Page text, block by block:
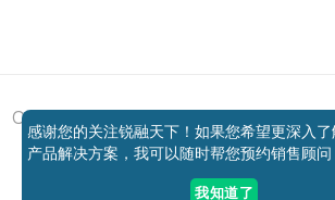
Copyright © 2011 - 2026 All right
京ICP备12037648号-1 京公网安备
感谢您的关注锐融天下！如果您希望更深入
产品解决方案，我可以随时帮您预约销售顾问
我知道了